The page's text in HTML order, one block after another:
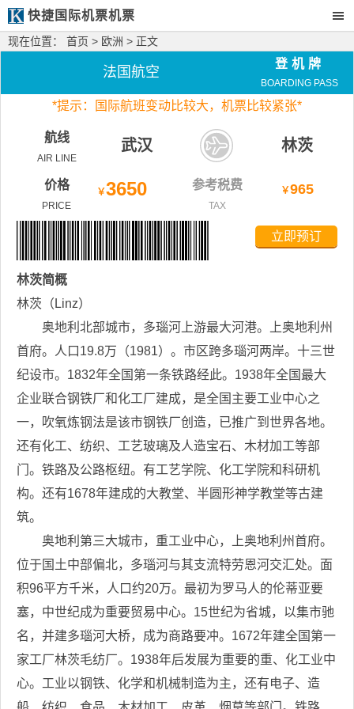
快捷国际机票机票
现在位置： 首页 > 欧洲 > 正文
法国航空
登机牌
BOARDING PASS
*提示：国际航班变动比较大， 机票比较紧张*
航线
AIR LINE
武汉 林茨
价格
PRICE
￥3650 参考税费
TAX
￥965
立即预订
林茨简概
林茨（Linz）
奥地利北部城市，多瑙河上游最大河港。上奥地利州
首府。人口19.8万（1981）。市区跨多瑙河两岸。十三世
纪设市。1832年全国第一条铁路经此。1938年全国最大
企业联合钢铁厂和化工厂建成，是全国主要工业中心之
一，吹氧炼钢法是该市钢铁厂创造，已推广到世界各地。
还有化工、纺织、工艺玻璃及人造宝石、木材加工等部
门。铁路及公路枢纽。有工艺学院、化工学院和科研机
构。还有1678年建成的大教堂、半圆形神学教堂等古建
筑。
奥地利第三大城市，重工业中心，上奥地利州首府。
位于国土中部偏北，多瑙河与其支流特劳恩河交汇处。面
积96平方千米，人口约20万。最初为罗马人的伦蒂亚要
塞，中世纪成为重要贸易中心。15世纪为省城，以集市驰
名，并建多瑙河大桥，成为商路要冲。1672年建全国第一
家工厂林茨毛纺厂。1938年后发展为重要的重、化工业中
心。工业以钢铁、化学和机械制造为主，还有电子、造